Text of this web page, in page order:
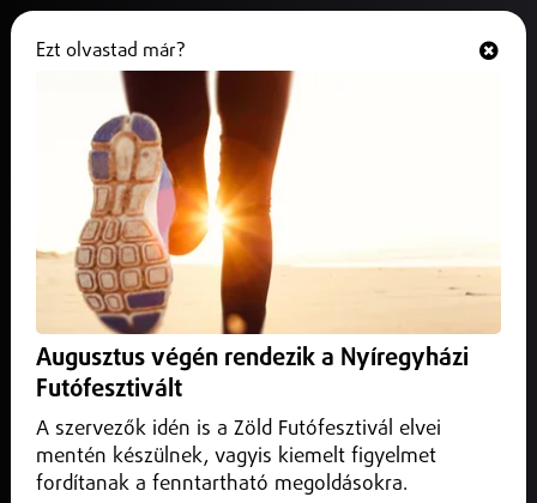
Közel három tonna hulladékot
gyűjtöttek össze a Tiszából
2026. július 08.Szabolcs-Szatmár-Bereg vármegye
Véget ért a III. Ifjúsági PET Kupa, ahol középiskolások közel
és annak árteréről.
Ezt olvastad már?
Augusztus végén rendezik a Nyíregyházi
Futófesztivált
A szervezők idén is a Zöld Futófesztivál elvei
mentén készülnek, vagyis kiemelt figyelmet
fordítanak a fenntartható megoldásokra.